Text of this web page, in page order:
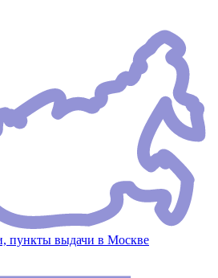
пункты выдачи в Москве